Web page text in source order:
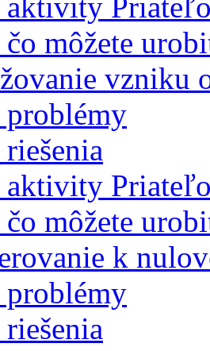
čo môžete
vzniku
problémy
riešenia
aktivity
čo môžete
k
problémy
riešenia